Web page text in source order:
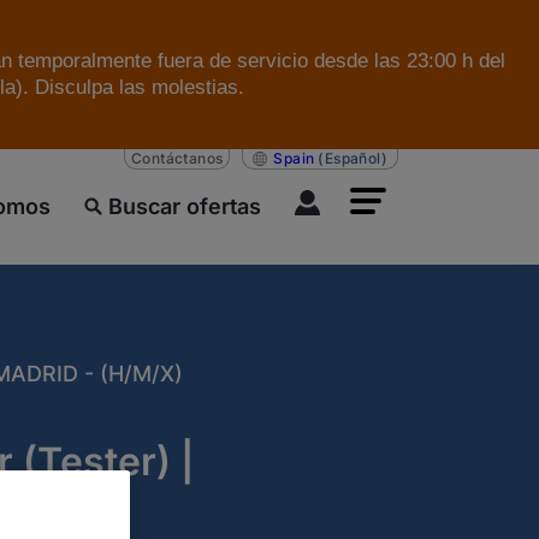
temporalmente fuera de servicio desde las 23:00 h del
Disculpa las molestias.
Buscar ofertas
Contáctanos Spain (Español)
- (H/M/X)
|